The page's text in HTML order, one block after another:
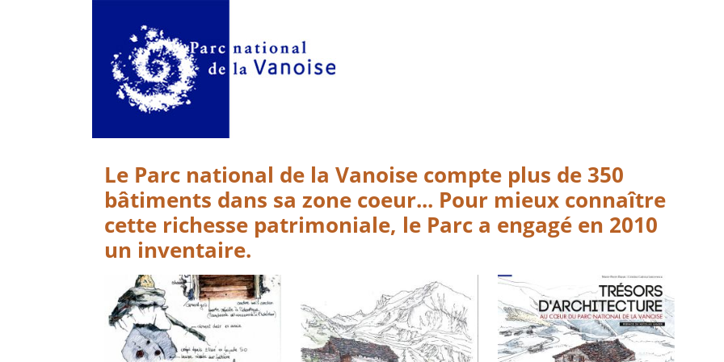
Le Parc national de la Vanoise compte plus de 350
bâtiments dans sa zone coeur... Pour mieux connaître
cette richesse patrimoniale, le Parc a engagé en 2010
un inventaire.